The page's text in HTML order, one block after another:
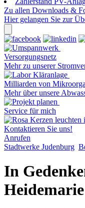
Zu allen Downloads &
Hier gelangen Sie zur
Versorgungsnetz
Mehr zu unserer
Milliarden von
Mehr über unsere
Service für mich
Kontaktieren Sie uns!
Anrufen
Stadtwerke Judenburg
In